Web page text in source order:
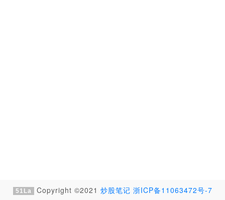
51La Copyright ©2021 炒股笔记 浙ICP备11063472号-7